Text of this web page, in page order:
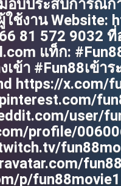
อบประสบการณ์
ช้งาน Website:
81 572 9032 ที่
แท็ก:
ข้า #Fun88เข้า
https://x.com/
user/
profile/
p/